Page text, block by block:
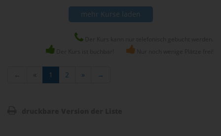
mehr Kurse laden
← « 1 2 » →